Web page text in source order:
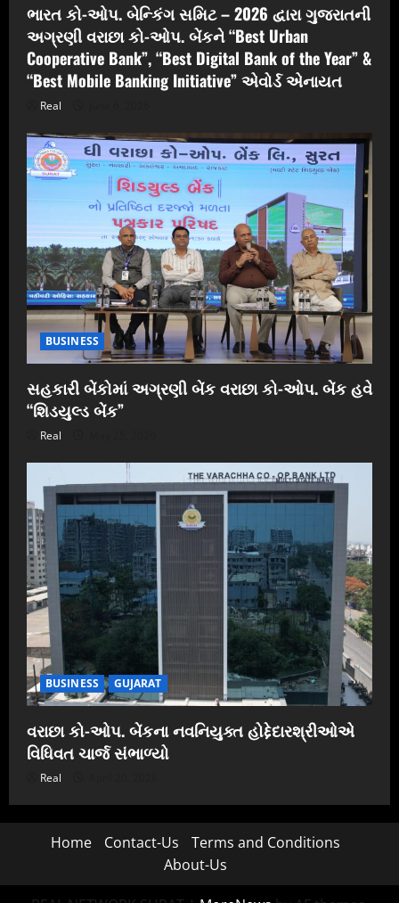
ભારત કો-ઓપ. બેન્કિંગ સમિટ – 2026 દ્વારા ગુજરાતની
અગ્રણી વરાછા કો-ઓપ. બેંકને “Best Urban
Cooperative Bank”, “Best Digital Bank of the Year” &
“Best Mobile Banking Initiative” એવોર્ડ એનાયત
Real
BUSINESS
સહકારી બેંકોમાં અગ્રણી બેંક વરાછા કો-ઓપ. બેંક હવે
“શિડયુલ્ડ બેંક”
Real
BUSINESS GUJARAT
વરાછા કો-ઓપ. બેંકના નવનિયુક્ત હોદ્દેદારશ્રીઓએ
વિધિવત ચાર્જ સંભાળ્યો
Real
Home Contact-Us
Terms and Conditions
About-Us